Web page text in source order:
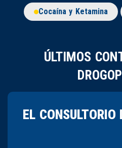
Cocaína y Ketamina
ÚLTIMOS
EL